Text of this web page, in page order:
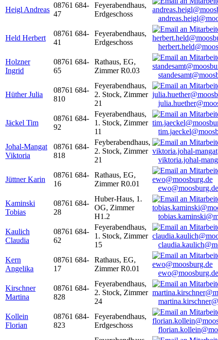
Heigl Andreas
08761 684-
47
Feyerabendhaus,
Erdgeschoss
Held Herbert
08761 684-
41
Feyerabendhaus,
Erdgeschoss
Holzner
Ingrid
08761 684-
65
Rathaus, EG,
Zimmer R0.03
Hüther Julia
08761 684-
810
Feyerabendhaus,
2. Stock, Zimmer
21
Jäckel Tim
08761 684-
92
Feyerabendhaus,
1. Stock, Zimmer
11
Johal-Mangat
Viktoria
08761 684-
818
Feyberabendhaus,
2. Stock, Zimmer
21
viktoria.johal-
Jüttner Karin
08761 684-
16
Rathaus, EG,
Zimmer R0.01
ewo@moosburg.de
Kaminski
Tobias
08761 684-
28
Huber-Haus, 1.
OG, Zimmer
H1.2
Kaulich
Claudia
08761 684-
62
Feyerabendhaus,
1. Stock, Zimmer
15
Kern
Angelika
08761 684-
17
Rathaus, EG,
Zimmer R0.01
ewo@moosburg.de
Kirschner
Martina
08761 684-
828
Feyerabendhaus,
2. Stock, Zimmer
24
Kollein
Florian
08761 684-
823
Feyerabendhaus,
Erdgeschoss